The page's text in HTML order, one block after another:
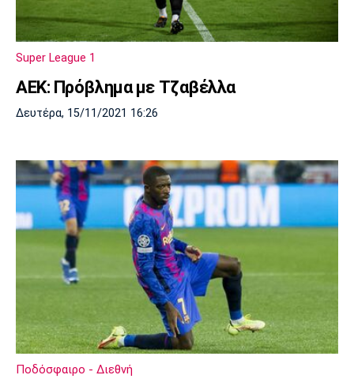
Super League 1
ΑΕΚ: Πρόβλημα με Τζαβέλλα
Δευτέρα, 15/11/2021 16:26
Ποδόσφαιρο - Διεθνή